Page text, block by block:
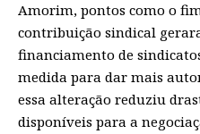
Amorim, pontos como o
contribuição sindical
financiamento de
medida para dar mais
essa alteração reduziu
disponíveis para a